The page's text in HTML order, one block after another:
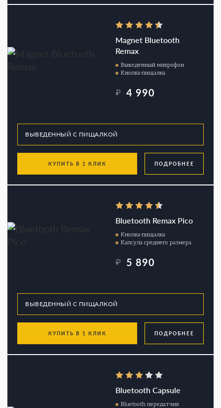
Magnet Bluetooth
Remax
Выведенный микрофон
Кнопка-пищалка
₽ 4 990
КУПИТЬ В 1 КЛИК ПОДРОБНЕЕ
Bluetooth Remax Pico
Кнопка-пищалка
Капсула среднего размера
₽ 5 890
КУПИТЬ В 1 КЛИК ПОДРОБНЕЕ
Bluetooth Capsule
Bluetooth передатчик